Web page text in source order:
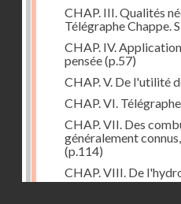
CHAP. III. Qualités
Télégraphe Chappe.
CHAP. IV.
pensée(p.57)
CHAP. V. De l'utilité
CHAP. VI.
CHAP. VII. Des
généralement
(p.114)
CHAP. VIII. De
d'emploi dans la